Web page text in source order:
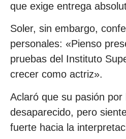
que exige entrega
Soler, sin embargo,
personales: «Pienso
pruebas del Instituto
crecer como actriz».
Aclaró que su pasión
desaparecido, pero
fuerte hacia la